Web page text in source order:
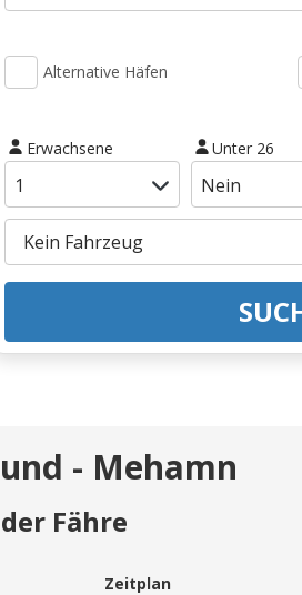
Alternative Häfen
Erwachsene Unter 26
- Mehamn
Fähre
Zeitplan